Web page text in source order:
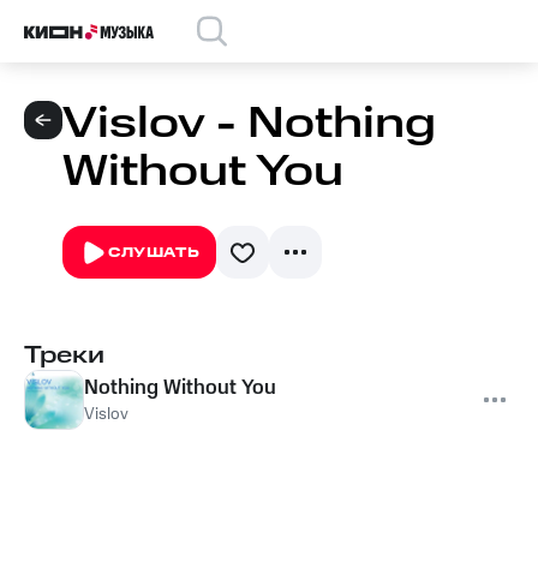
Vislov - Nothing
Without You
СЛУШАТЬ
Треки
Nothing Without You
Vislov